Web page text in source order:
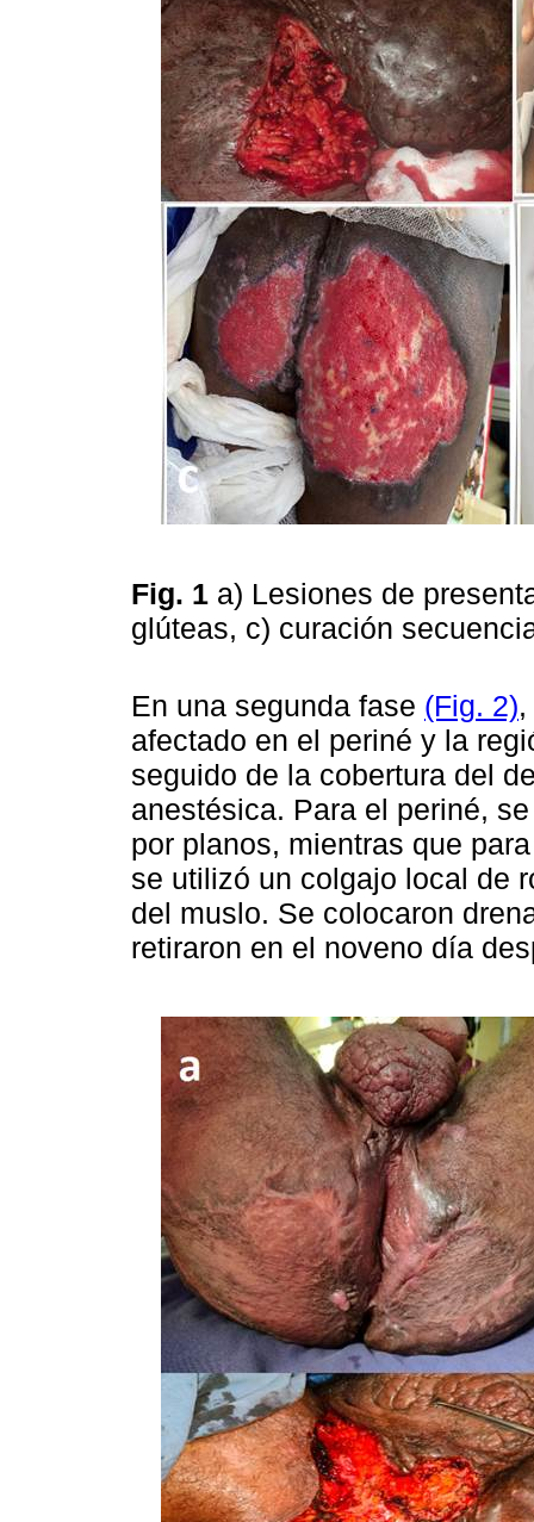
Fig. 1 a) Lesiones de
glúteas, c) curación
En una segunda fase (Fig. 2)
afectado en el periné y la
seguido de la cobertura del
anestésica. Para el periné,
por planos, mientras que
se utilizó un colgajo local de
del muslo. Se colocaron
retiraron en el noveno día